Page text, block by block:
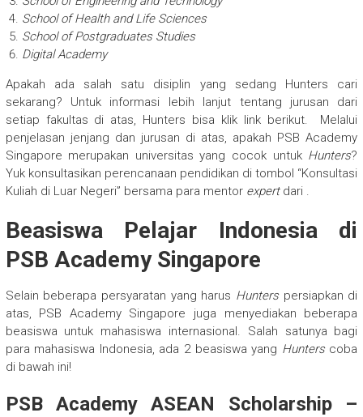
School of Health and Life Sciences
School of Postgraduates Studies
Digital Academy
Apakah ada salah satu disiplin yang sedang Hunters cari
sekarang? Untuk informasi lebih lanjut tentang jurusan dari
setiap fakultas di atas, Hunters bisa klik link berikut. Melalui
penjelasan jenjang dan jurusan di atas, apakah PSB Academy
Singapore merupakan universitas yang cocok untuk Hunters?
Yuk konsultasikan perencanaan pendidikan di tombol “Konsultasi
Kuliah di Luar Negeri” bersama para mentor expert dari .
Beasiswa Pelajar Indonesia di
PSB Academy Singapore
Selain beberapa persyaratan yang harus Hunterspersiapkan di
atas, PSB Academy Singapore
juga menyediakan beberapa
beasiswa untuk mahasiswa internasional. Salah satunya bagi
para mahasiswa Indonesia, ada 2 beasiswa yang Hunterscoba
di bawah ini!
PSB Academy ASEAN Scholarship –